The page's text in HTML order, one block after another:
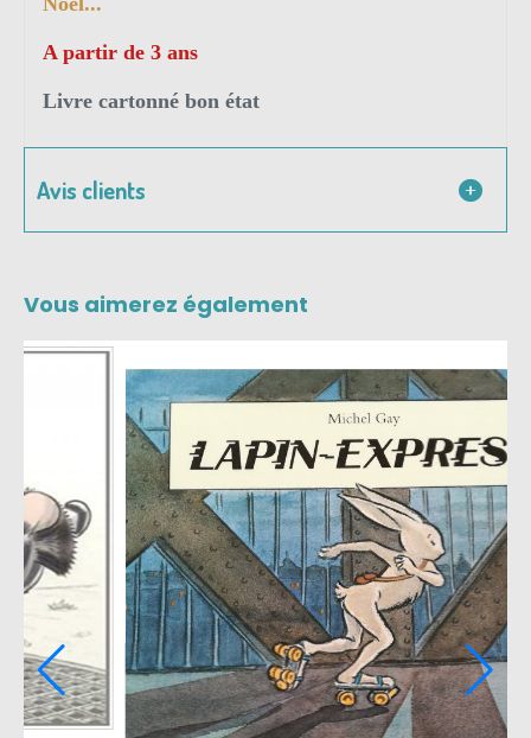
A partir de 3 ans
Livre cartonné bon état
Avis clients
Vous aimerez également